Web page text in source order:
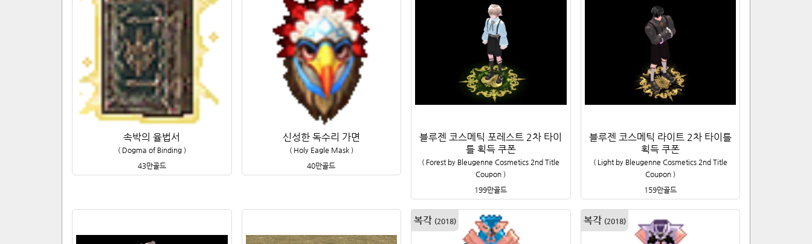
속박의 율법서
( Dogma of Binding)
43만골드
신성한 독수리 가면
( Holy Eagle Mask)
40만골드
블루젠 코스메틱 포레스트 2차 타이
틀 획득 쿠폰
( Forest by Bleugenne Cosmetics 2nd Title
Coupon )
199만골드
블루젠 코스메틱 라이트 2차 타이틀
획득 쿠폰
( Light by Bleugenne Cosmetics 2nd Title
Coupon)
159만골드
복각 (2018) 복각 (2018)